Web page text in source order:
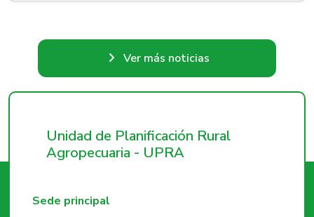
Ver más noticias
Unidad de Planificación Rural
Agropecuaria - UPRA
Sede principal